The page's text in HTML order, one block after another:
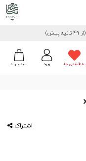
(از 49 ثانیه پیش)
سبد خرید ورود علاقمندی ها
اشتراک